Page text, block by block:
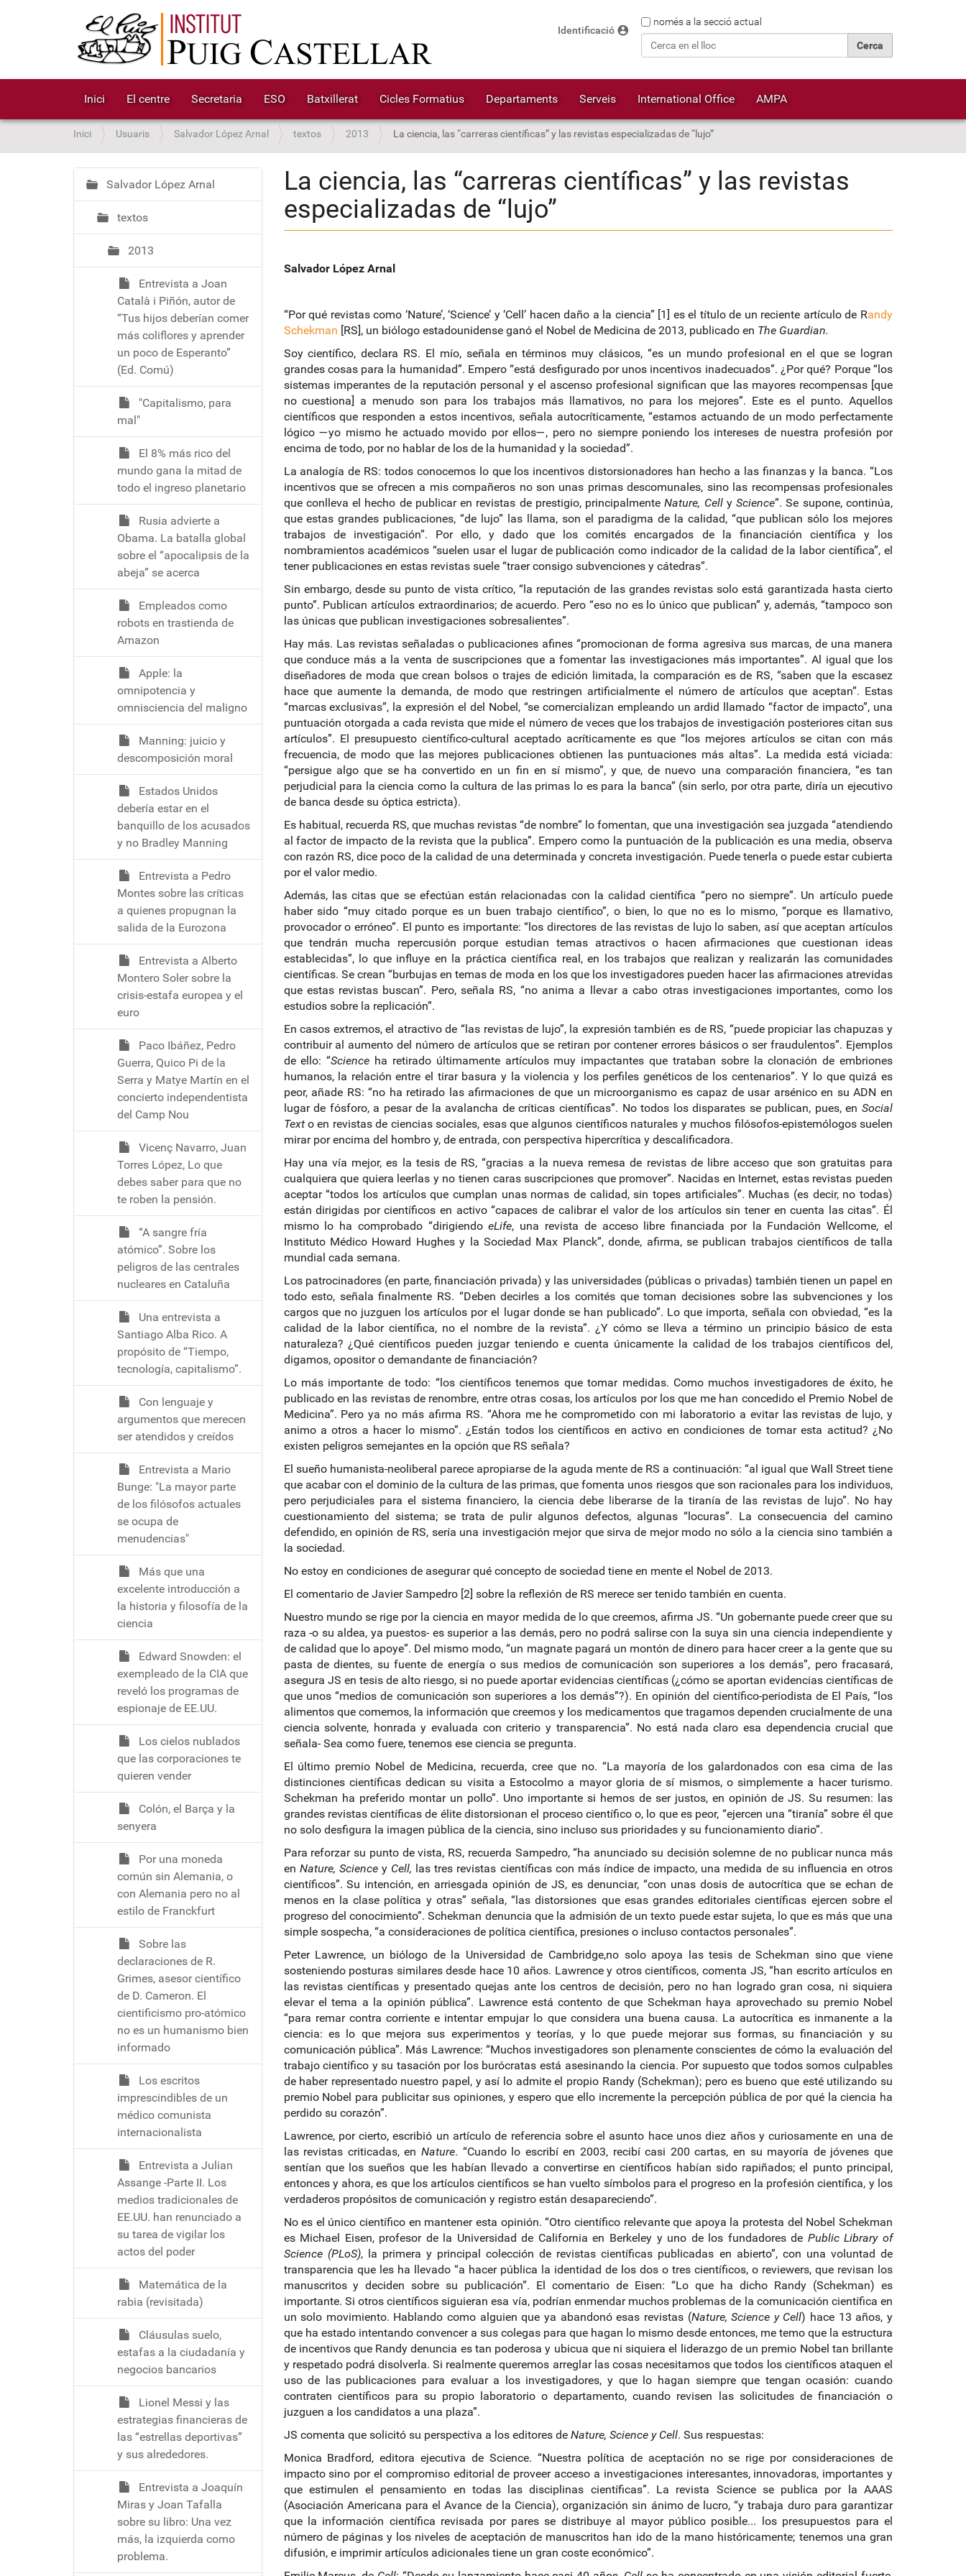
Cercanomés a la secció actual
Identificació account_circle
Inici El centre Secretaria ESO Batxillerat Cicles Formatius Departaments Serveis International Office AMPA
S
o
u
:
Inici Usuaris Salvador López Arnal textos 2013 La ciencia, las “carreras científicas” y las revistas especializadas de “lujo”
La ciencia, las “carreras científicas” y las revistas
especializadas de “lujo”
Salvador López Arnal
“Por qué revistas como ‘Nature’, ‘Science’ y ‘Cell’ hacen daño a la ciencia” [1] es el título de un reciente artículo de Randy
Schekman [RS], un biólogo estadounidense ganó el Nobel de Medicina de 2013, publicado en The Guardian.
Soy científico, declara RS. El mío, señala en términos muy clásicos, “es un mundo profesional en el que se logran
grandes cosas para la humanidad”. Empero “está desfigurado por unos incentivos inadecuados”. ¿Por qué? Porque “los
sistemas imperantes de la reputación personal y el ascenso profesional significan que las mayores recompensas [que
no cuestiona] a menudo son para los trabajos más llamativos, no para los mejores”. Este es el punto. Aquellos
científicos que responden a estos incentivos, señala autocríticamente, “estamos actuando de un modo perfectamente
lógico —yo mismo he actuado movido por ellos—, pero no siempre poniendo los intereses de nuestra profesión por
encima de todo, por no hablar de los de la humanidad y la sociedad”.
La analogía de RS: todos conocemos lo que los incentivos distorsionadores han hecho a las finanzas y la banca. “Los
incentivos que se ofrecen a mis compañeros no son unas primas descomunales, sino las recompensas profesionales
que conlleva el hecho de publicar en revistas de prestigio, principalmenteNature, Cell yScience”. Se supone, continúa,
que estas grandes publicaciones, “de lujo” las llama, son el paradigma de la calidad, “que publican sólo los mejores
trabajos de investigación”. Por ello, y dado que los comités encargados de la financiación científica y los
nombramientos académicos “suelen usar el lugar de publicación como indicador de la calidad de la labor científica”, el
tener publicaciones en estas revistas suele “traer consigo subvenciones y cátedras”.
Sin embargo, desde su punto de vista crítico, “la reputación de las grandes revistas solo está garantizada hasta cierto
punto”. Publican artículos extraordinarios; de acuerdo. Pero “eso no es lo único que publican” y, además, “tampoco son
las únicas que publican investigaciones sobresalientes”.
Hay más. Las revistas señaladas o publicaciones afines “promocionan de forma agresiva sus marcas, de una manera
que conduce más a la venta de suscripciones que a fomentar las investigaciones más importantes”. Al igual que los
diseñadores de moda que crean bolsos o trajes de edición limitada, la comparación es de RS, “saben que la escasez
hace que aumente la demanda, de modo que restringen artificialmente el número de artículos que aceptan”. Estas
“marcas exclusivas”, la expresión el del Nobel, “se comercializan empleando un ardid llamado “factor de impacto”, una
puntuación otorgada a cada revista que mide el número de veces que los trabajos de investigación posteriores citan sus
artículos”. El presupuesto científico-cultural aceptado acríticamente es que “los mejores artículos se citan con más
frecuencia, de modo que las mejores publicaciones obtienen las puntuaciones más altas”. La medida está viciada:
“persigue algo que se ha convertido en un fin en sí mismo”, y que, de nuevo una comparación financiera, “es tan
perjudicial para la ciencia como la cultura de las primas lo es para la banca” (sin serlo, por otra parte, diría un ejecutivo
de banca desde su óptica estricta).
Es habitual, recuerda RS, que muchas revistas “de nombre” lo fomentan, que una investigación sea juzgada “atendiendo
al factor de impacto de la revista que la publica”. Empero como la puntuación de la publicación es una media, observa
con razón RS, dice poco de la calidad de una determinada y concreta investigación. Puede tenerla o puede estar cubierta
por el valor medio.
Además, las citas que se efectúan están relacionadas con la calidad científica “pero no siempre”. Un artículo puede
haber sido “muy citado porque es un buen trabajo científico”, o bien, lo que no es lo mismo, “porque es llamativo,
provocador o erróneo”. El punto es importante: “los directores de las revistas de lujo lo saben, así que aceptan artículos
que tendrán mucha repercusión porque estudian temas atractivos o hacen afirmaciones que cuestionan ideas
establecidas”, lo que influye en la práctica científica real, en los trabajos que realizan y realizarán las comunidades
científicas. Se crean “burbujas en temas de moda en los que los investigadores pueden hacer las afirmaciones atrevidas
que estas revistas buscan”. Pero, señala RS, “no anima a llevar a cabo otras investigaciones importantes, como los
estudios sobre la replicación”.
En casos extremos, el atractivo de “las revistas de lujo”, la expresión también es de RS, “puede propiciar las chapuzas y
contribuir al aumento del número de artículos que se retiran por contener errores básicos o ser fraudulentos”. Ejemplos
de ello: “Science ha retirado últimamente artículos muy impactantes que trataban sobre la clonación de embriones
humanos, la relación entre el tirar basura y la violencia y los perfiles genéticos de los centenarios”. Y lo que quizá es
peor, añade RS: “no ha retirado las afirmaciones de que un microorganismo es capaz de usar arsénico en su ADN en
lugar de fósforo, a pesar de la avalancha de críticas científicas”. No todos los disparates se publican, pues, en Social
Texto en revistas de ciencias sociales, esas que algunos científicos naturales y muchos filósofos-epistemólogos suelen
mirar por encima del hombro y, de entrada, con perspectiva hipercrítica y descalificadora.
Hay una vía mejor, es la tesis de RS, “gracias a la nueva remesa de revistas de libre acceso que son gratuitas para
cualquiera que quiera leerlas y no tienen caras suscripciones que promover”. Nacidas en Internet, estas revistas pueden
aceptar “todos los artículos que cumplan unas normas de calidad, sin topes artificiales”. Muchas (es decir, no todas)
están dirigidas por científicos en activo “capaces de calibrar el valor de los artículos sin tener en cuenta las citas”. Él
mismo lo ha comprobado “dirigiendoeLife, una revista de acceso libre financiada por la Fundación Wellcome, el
Instituto Médico Howard Hughes y la Sociedad Max Planck”, donde, afirma, se publican trabajos científicos de talla
mundial cada semana.
Los patrocinadores (en parte, financiación privada) y las universidades (públicas o privadas) también tienen un papel en
todo esto, señala finalmente RS. “Deben decirles a los comités que toman decisiones sobre las subvenciones y los
cargos que no juzguen los artículos por el lugar donde se han publicado”. Lo que importa, señala con obviedad, “es la
calidad de la labor científica, no el nombre de la revista”. ¿Y cómo se lleva a término un principio básico de esta
naturaleza? ¿Qué científicos pueden juzgar teniendo e cuenta únicamente la calidad de los trabajos científicos del,
digamos, opositor o demandante de financiación?
Lo más importante de todo: “los científicos tenemos que tomar medidas. Como muchos investigadores de éxito, he
publicado en las revistas de renombre, entre otras cosas, los artículos por los que me han concedido el Premio Nobel de
Medicina”. Pero ya no más afirma RS. “Ahora me he comprometido con mi laboratorio a evitar las revistas de lujo, y
animo a otros a hacer lo mismo”. ¿Están todos los científicos en activo en condiciones de tomar esta actitud? ¿No
existen peligros semejantes en la opción que RS señala?
El sueño humanista-neoliberal parece apropiarse de la aguda mente de RS a continuación: “al igual que Wall Street tiene
que acabar con el dominio de la cultura de las primas, que fomenta unos riesgos que son racionales para los individuos,
pero perjudiciales para el sistema financiero, la ciencia debe liberarse de la tiranía de las revistas de lujo”. No hay
cuestionamiento del sistema; se trata de pulir algunos defectos, algunas “locuras”. La consecuencia del camino
defendido, en opinión de RS, sería una investigación mejor que sirva de mejor modo no sólo a la ciencia sino también a
la sociedad.
No estoy en condiciones de asegurar qué concepto de sociedad tiene en mente el Nobel de 2013.
El comentario de Javier Sampedro [2] sobre la reflexión de RS merece ser tenido también en cuenta.
Nuestro mundo se rige por la ciencia en mayor medida de lo que creemos, afirma JS. “Un gobernante puede creer que su
raza -o su aldea, ya puestos- es superior a las demás, pero no podrá salirse con la suya sin una ciencia independiente y
de calidad que lo apoye”. Del mismo modo, “un magnate pagará un montón de dinero para hacer creer a la gente que su
pasta de dientes, su fuente de energía o sus medios de comunicación son superiores a los demás”, pero fracasará,
asegura JS en tesis de alto riesgo, si no puede aportar evidencias científicas (¿cómo se aportan evidencias científicas de
que unos “medios de comunicación son superiores a los demás”?). En opinión del científico-periodista de El País, “los
alimentos que comemos, la información que creemos y los medicamentos que tragamos dependen crucialmente de una
ciencia solvente, honrada y evaluada con criterio y transparencia”. No está nada claro esa dependencia crucial que
señala- Sea como fuere, tenemos ese ciencia se pregunta.
El último premio Nobel de Medicina, recuerda, cree que no. “La mayoría de los galardonados con esa cima de las
distinciones científicas dedican su visita a Estocolmo a mayor gloria de sí mismos, o simplemente a hacer turismo.
Schekman ha preferido montar un pollo”. Uno importante si hemos de ser justos, en opinión de JS. Su resumen: las
grandes revistas científicas de élite distorsionan el proceso científico o, lo que es peor, “ejercen una “tiranía” sobre él que
no solo desfigura la imagen pública de la ciencia, sino incluso sus prioridades y su funcionamiento diario”.
Para reforzar su punto de vista, RS, recuerda Sampedro, “ha anunciado su decisión solemne de no publicar nunca más
en Nature, Sciencey Cell, las tres revistas científicas con más índice de impacto, una medida de su influencia en otros
científicos”. Su intención, en arriesgada opinión de JS, es denunciar, “con unas dosis de autocrítica que se echan de
menos en la clase política y otras” señala, “las distorsiones que esas grandes editoriales científicas ejercen sobre el
progreso del conocimiento”. Schekman denuncia que la admisión de un texto puede estar sujeta, lo que es más que una
simple sospecha, “a consideraciones de política científica, presiones o incluso contactos personales”.
Peter Lawrence, un biólogo de la Universidad de Cambridge,no solo apoya las tesis de Schekman sino que viene
sosteniendo posturas similares desde hace 10 años. Lawrence y otros científicos, comenta JS, “han escrito artículos en
las revistas científicas y presentado quejas ante los centros de decisión, pero no han logrado gran cosa, ni siquiera
elevar el tema a la opinión pública”. Lawrence está contento de que Schekman haya aprovechado su premio Nobel
“para remar contra corriente e intentar empujar lo que considera una buena causa. La autocrítica es inmanente a la
ciencia: es lo que mejora sus experimentos y teorías, y lo que puede mejorar sus formas, su financiación y su
comunicación pública”. Más Lawrence: “Muchos investigadores son plenamente conscientes de cómo la evaluación del
trabajo científico y su tasación por los burócratas está asesinando la ciencia. Por supuesto que todos somos culpables
de haber representado nuestro papel, y así lo admite el propio Randy (Schekman); pero es bueno que esté utilizando su
premio Nobel para publicitar sus opiniones, y espero que ello incremente la percepción pública de por qué la ciencia ha
perdido su corazón”.
Lawrence, por cierto, escribió un artículo de referencia sobre el asunto hace unos diez años y curiosamente en una de
las revistas criticadas, en Nature. “Cuando lo escribí en 2003, recibí casi 200 cartas, en su mayoría de jóvenes que
sentían que los sueños que les habían llevado a convertirse en científicos habían sido rapiñados; el punto principal,
entonces y ahora, es que los artículos científicos se han vuelto símbolos para el progreso en la profesión científica, y los
verdaderos propósitos de comunicación y registro están desapareciendo”.
No es el único científico en mantener esta opinión. “Otro científico relevante que apoya la protesta del Nobel Schekman
es Michael Eisen, profesor de la Universidad de California en Berkeley y uno de los fundadores de Public Library of
Science (PLoS), la primera y principal colección de revistas científicas publicadas en abierto”, con una voluntad de
transparencia que les ha llevado “a hacer pública la identidad de los dos o tres científicos, o reviewers, que revisan los
manuscritos y deciden sobre su publicación”. El comentario de Eisen: “Lo que ha dicho Randy (Schekman) es
importante. Si otros científicos siguieran esa vía, podrían enmendar muchos problemas de la comunicación científica en
un solo movimiento. Hablando como alguien que ya abandonó esas revistas (Nature, Science y Cell) hace 13 años, y
que ha estado intentando convencer a sus colegas para que hagan lo mismo desde entonces, me temo que la estructura
de incentivos que Randy denuncia es tan poderosa y ubicua que ni siquiera el liderazgo de un premio Nobel tan brillante
y respetado podrá disolverla. Si realmente queremos arreglar las cosas necesitamos que todos los científicos ataquen el
uso de las publicaciones para evaluar a los investigadores, y que lo hagan siempre que tengan ocasión: cuando
contraten científicos para su propio laboratorio o departamento, cuando revisen las solicitudes de financiación o
juzguen a los candidatos a una plaza”.
JS comenta que solicitó su perspectiva a los editores de Nature, Science y Cell. Sus respuestas:
Monica Bradford, editora ejecutiva de Science. “Nuestra política de aceptación no se rige por consideraciones de
impacto sino por el compromiso editorial de proveer acceso a investigaciones interesantes, innovadoras, importantes y
que estimulen el pensamiento en todas las disciplinas científicas”. La revista Science se publica por la AAAS
(Asociación Americana para el Avance de la Ciencia), organización sin ánimo de lucro, “y trabaja duro para garantizar
que la información científica revisada por pares se distribuye al mayor público posible... los presupuestos para el
número de páginas y los niveles de aceptación de manuscritos han ido de la mano históricamente; tenemos una gran
difusión, e imprimir artículos adicionales tiene un gran coste económico”.
N
a
e
a
Salvador López Arnal
textos
2013
Entrevista a Joan
Català i Piñón, autor de
“Tus hijos deberían comer
más coliflores y aprender
un poco de Esperanto”
(Ed. Comú)
"Capitalismo, para
mal"
El 8% más rico del
mundo gana la mitad de
todo el ingreso planetario
Rusia advierte a
Obama. La batalla global
sobre el “apocalipsis de la
abeja” se acerca
Empleados como
robots en trastienda de
Amazon
Apple: la
omnipotencia y
omnisciencia del maligno
Manning: juicio y
descomposición moral
Estados Unidos
debería estar en el
banquillo de los acusados
y no Bradley Manning
Entrevista a Pedro
Montes sobre las críticas
a quienes propugnan la
salida de la Eurozona
Entrevista a Alberto
Montero Soler sobre la
crisis-estafa europea y el
euro
Paco Ibáñez, Pedro
Guerra, Quico Pi de la
Serra y Matye Martín en el
concierto independentista
del Camp Nou
Vicenç Navarro, Juan
Torres López, Lo que
debes saber para que no
te roben la pensión.
“A sangre fría
atómico”. Sobre los
peligros de las centrales
nucleares en Cataluña
Una entrevista a
Santiago Alba Rico. A
propósito de “Tiempo,
tecnología, capitalismo”.
Con lenguaje y
argumentos que merecen
ser atendidos y creídos
Entrevista a Mario
Bunge: "La mayor parte
de los filósofos actuales
se ocupa de
menudencias"
Más que una
excelente introducción a
la historia y filosofía de la
ciencia
Edward Snowden: el
exempleado de la CIA que
reveló los programas de
espionaje de EE.UU.
Los cielos nublados
que las corporaciones te
quieren vender
Colón, el Barça y la
senyera
Por una moneda
común sin Alemania, o
con Alemania pero no al
estilo de Franckfurt
Sobre las
declaraciones de R.
Grimes, asesor científico
de D. Cameron. El
cientificismo pro-atómico
no es un humanismo bien
informado
Los escritos
imprescindibles de un
médico comunista
internacionalista
Entrevista a Julian
Assange -Parte II. Los
medios tradicionales de
EE.UU. han renunciado a
su tarea de vigilar los
actos del poder
Matemática de la
rabia (revisitada)
Cláusulas suelo,
estafas a la ciudadanía y
negocios bancarios
Lionel Messi y las
estrategias financieras de
las “estrellas deportivas”
y sus alrededores.
Entrevista a Joaquín
Miras y Joan Tafalla
sobre su libro: Una vez
más, la izquierda como
problema.